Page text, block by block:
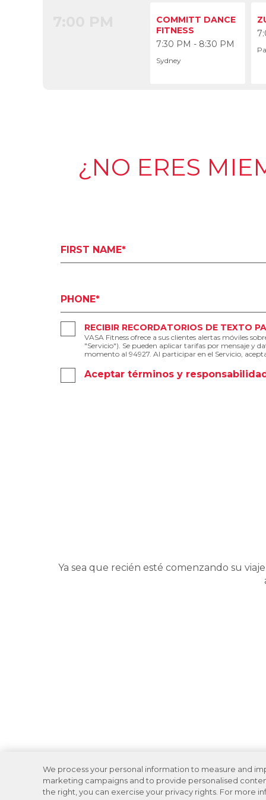
COMMITT DANCE
FITNESS
7:30 PM - 8:30 PM
Sydney
¿NO ERES
FIRST NAME*
PHONE*
RECIBIR RECORDATORIOS DE TEXTO
VASA Fitness ofrece a sus clientes alertas móviles
"Servicio"). Se pueden aplicar tarifas por mensaje y
momento al 94927. Al participar en el Servicio,
Aceptar términos y
Ya sea que recién esté comenzando su
We process your personal information to measure and
marketing campaigns and to provide personalised
the right, you can exercise your privacy rights. For more